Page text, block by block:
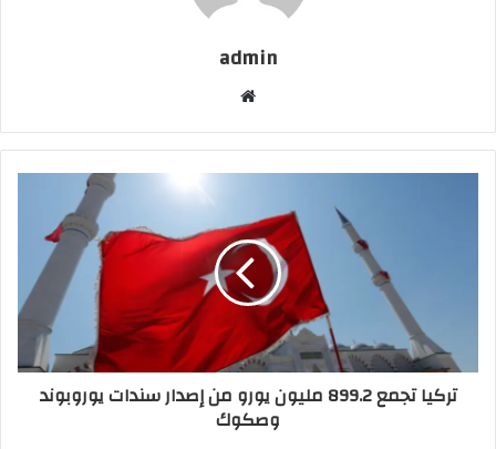
admin
تركيا تجمع 899.2 مليون يورو من إصدار سندات يوروبوند
وصكوك